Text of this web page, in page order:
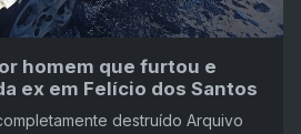
homem que furtou e
ex em Felício dos Santos
destruído Arquivo